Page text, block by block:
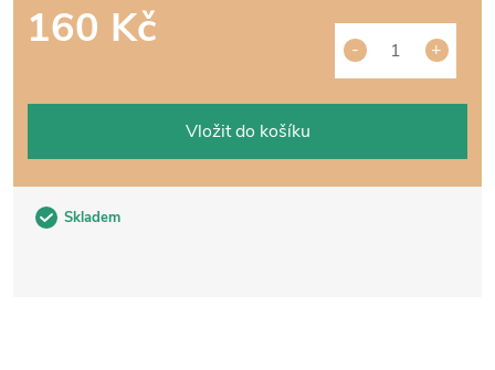
Skladem
160 Kč
Vložit do košíku